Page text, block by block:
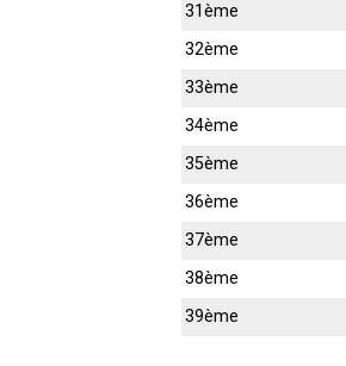
31ème
32ème
33ème
34ème
35ème
36ème
37ème
38ème
39ème